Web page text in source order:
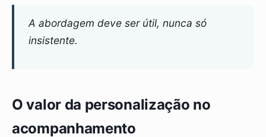
A abordagem deve ser útil, nunca só
insistente.
O valor da personalização no
acompanhamento